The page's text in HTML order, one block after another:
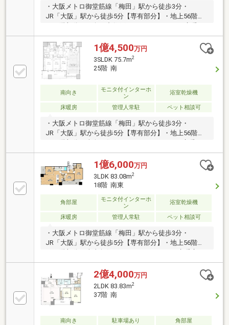
・大阪メトロ御堂筋線「梅田」駅から徒歩3分・
JR「大阪」駅から徒歩5分【専有部分】・地上56階建
の16階部分・西向き中住戸・2LDK、62.11㎡・床暖
房・ディスポーザー・WIC・SIC・浴室乾燥機・ペット
飼育可（規約による）【共用施設など】・コンシェル
ジュサービス・キッチンスタジオ・フィットネスルー
ム・パーティールーム・テレワークラウンジ・スカイ
ラウンジ・24時間ゴミ出し可
1億4,500万円
3SLDK 75.7m2
25階 南
南向き
モニタ付インターホ
ン
浴室乾燥機
床暖房 管理人常駐 ペット相談可
・大阪メトロ御堂筋線「梅田」駅から徒歩3分・
JR「大阪」駅から徒歩5分【専有部分】・地上56階建
の25階部分・南向き住戸・3SLDK、75.70㎡・床暖
房・ディスポーザー・WIC有・浴室乾燥機・ペット飼
育可（規約による）【共用施設など】・コンシェルジ
ュサービス・キッチンスタジオ・フィットネスルー
ム・パーティールーム・テレワークラウンジ・スカイ
ラウンジ・24時間ゴミ出し可
1億6,000万円
3LDK 83.08m2
18階 南東
角部屋
モニタ付インターホ
ン
浴室乾燥機
床暖房 管理人常駐 ペット相談可
・大阪メトロ御堂筋線「梅田」駅から徒歩3分・
JR「大阪」駅から徒歩5分【専有部分】・地上56階建
ディスポーザー・WIC有・浴室乾燥機・ペット飼育可
（規約による）【共用施設など】・コンシェルジュサ
ービス・キッチンスタジオ・フィットネスルーム・パ
ーティールーム・テレワークラウンジ・スカイラウン
ジ・24時間ゴミ出し可
2億4,000万円
2LDK 83.83m2
37階 南
南向き 駐車場あり
角部屋